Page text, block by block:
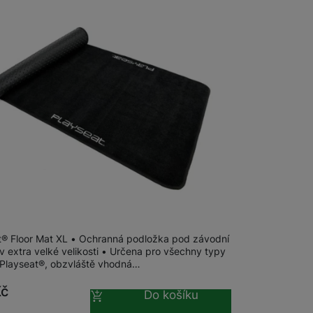
Floor Mat XL
dodavatele
Floor Mat XL • Ochranná podložka pod závodní
extra velké velikosti • Určena pro všechny typy
obzvláště vhodná…
Do košíku